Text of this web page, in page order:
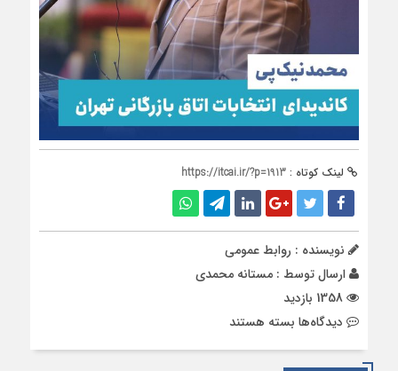
لینک کوتاه : https://itcai.ir/?p=1913
نویسنده : روابط عمومی
ارسال توسط : مستانه محمدی
دیدگاه‌ها برای
بسته هستند